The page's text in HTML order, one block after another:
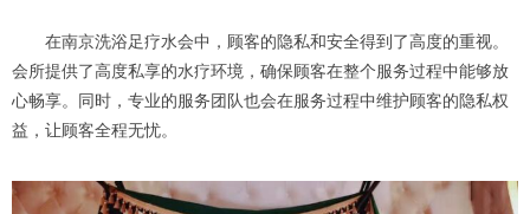
在南京洗浴足疗水会中，顾客的隐私和安全得到了高度的重视。
会所提供了高度私享的水疗环境，确保顾客在整个服务过程中能够放
心畅享。同时，专业的服务团队也会在服务过程中维护顾客的隐私权
益，让顾客全程无忧。